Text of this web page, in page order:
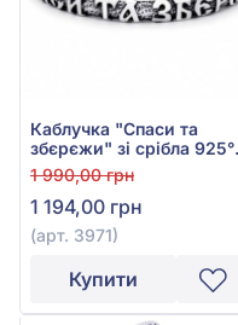
Каблучка "Спаси та
збєрєжи" зі срібла 925°
без вставки, арт. 3971
1 990,00 грн
1 194,00 грн
(арт. 3971)
Купити